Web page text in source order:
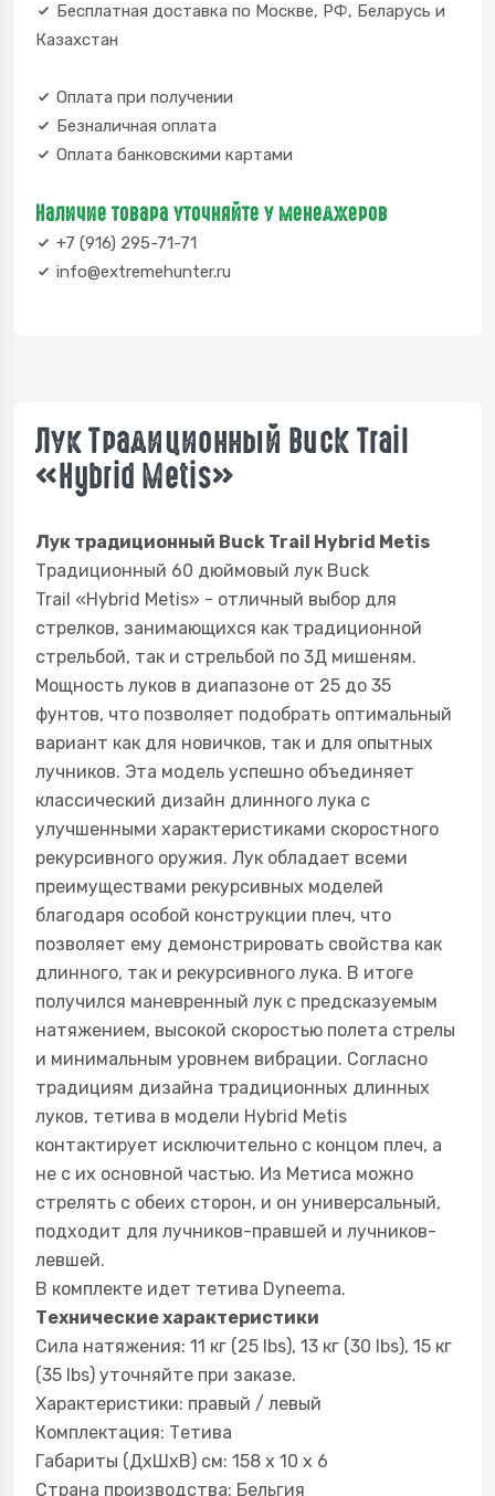
Бесплатная доставка по Москве, РФ, Беларусь и
Казахстан
Оплата при получении
Безналичная оплата
Оплата банковскими картами
Наличие товара уточняйте у менеджеров
+7 (916) 295-71-71
info@extremehunter.ru
Лук Традиционный Buck Trail
«Hybrid Metis»
Лук традиционный Buck Trail Hybrid Metis
Традиционный 60 дюймовый лук Buck
Trail «Hybrid Metis» - отличный выбор для
стрелков, занимающихся как традиционной
стрельбой, так и стрельбой по 3Д мишеням.
Мощность луков в диапазоне от 25 до 35
фунтов, что позволяет подобрать оптимальный
вариант как для новичков, так и для опытных
лучников. Эта модель успешно объединяет
классический дизайн длинного лука с
улучшенными характеристиками скоростного
рекурсивного оружия. Лук обладает всеми
преимуществами рекурсивных моделей
благодаря особой конструкции плеч, что
позволяет ему демонстрировать свойства как
длинного, так и рекурсивного лука. В итоге
получился маневренный лук с предсказуемым
натяжением, высокой скоростью полета стрелы
и минимальным уровнем вибрации. Согласно
традициям дизайна традиционных длинных
луков, тетива в модели Hybrid Metis
контактирует исключительно с концом плеч, а
не с их основной частью. Из Метиса можно
стрелять с обеих сторон, и он универсальный,
подходит для лучников-правшей и лучников-
левшей.
В комплекте идет тетива Dyneema.
Технические характеристики
Сила натяжения: 11 кг (25 lbs), 13 кг (30 lbs), 15 кг
(35 lbs) уточняйте при заказе.
Характеристики: правый / левый
Комплектация: Тетива
Габариты (ДхШхВ) см: 158 х 10 х 6
Страна производства: Бельгия